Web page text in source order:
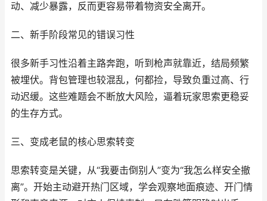
动、减少暴露，反而更容易带着物资安全离开。
二、新手阶段常见的错误习性
很多新手习性沿着主路奔跑，听到枪声就靠近，结局频繁
被埋伏。背包管理也较混乱，何都捡，导致负重过高、行
动迟缓。这些难题会不断放大风险，逼着玩家思索更稳妥
的生存方式。
三、变成老鼠的核心思索转变
思索转变是关键，从“我要击倒别人”变为“我怎么样安全撤
离”。开始主动避开热门区域，学会观察地面痕迹、开门情